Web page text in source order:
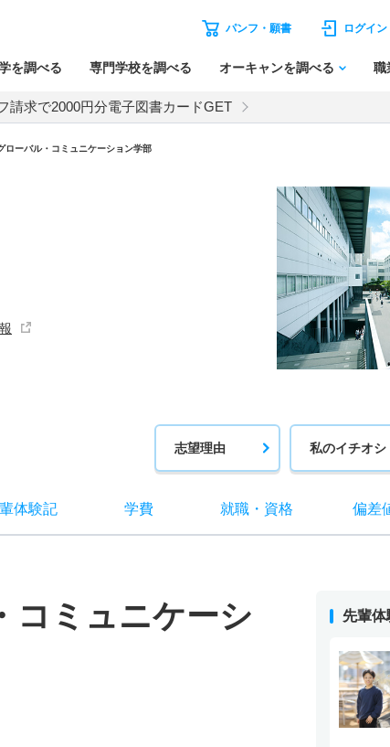
パンフ・願書 ログイン
を調べる 専門学校を調べる オーキャンを調べる 職
請求で2000円分電子図書カードGET
ローバル・コミュニケーション学部
志望理由 私のイチオシ
体験記 学費 就職・ 資格 偏差
コミュニケーシ
先輩体